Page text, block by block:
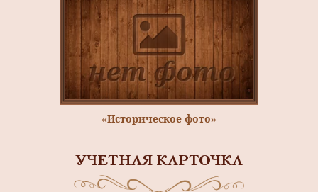
«Историческое фото»
УЧЕТНАЯ КАРТОЧКА